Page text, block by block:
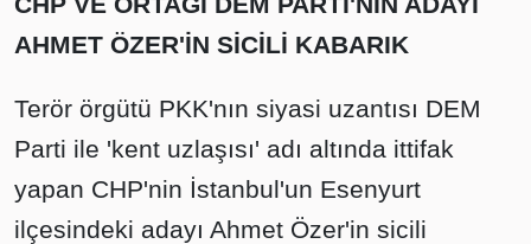
AHMET ÖZER'İN SİCİLİ KABARIK
Terör örgütü PKK'nın siyasi uzantısı DEM
Parti ile 'kent uzlaşısı' adı altında ittifak
yapan CHP'nin İstanbul'un Esenyurt
ilçesindeki adayı Ahmet Özer'in sicili